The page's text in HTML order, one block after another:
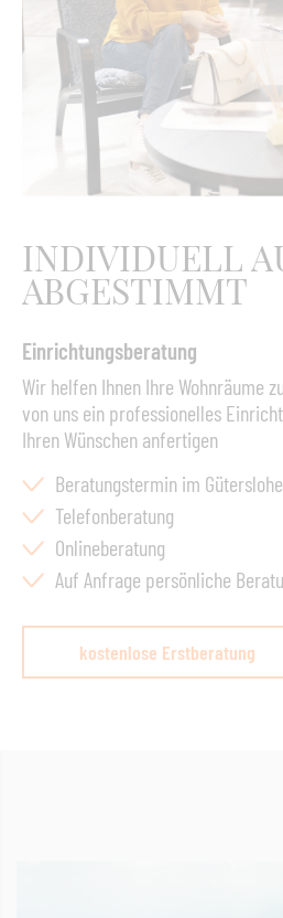
mindestens zweimal jährlich
ist in verschiedenen Größen
ausgezeichnet zu vielen unserer
Maße (B x T x H):
210 x 90 x 74 cm
INDIVIDUELL
ABGESTIMMT
Einrichtungsberatung
Wir helfen Ihnen Ihre Wohnräume
von uns ein professionelles
Ihren Wünschen anfertigen
Beratungstermin im
Telefonberatung
Onlineberatung
Auf Anfrage persönliche
kostenlose Erstberatung